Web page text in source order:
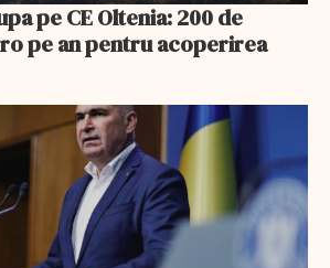
pe CE Oltenia: 200 de
pe an pentru acoperirea